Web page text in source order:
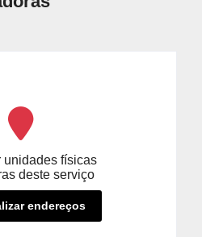
unidades físicas
deste serviço
endereços